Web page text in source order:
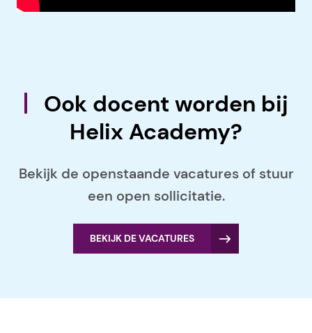
Ook docent worden bij
Helix Academy?
Bekijk de openstaande vacatures of stuur
een open sollicitatie.
BEKIJK DE VACATURES